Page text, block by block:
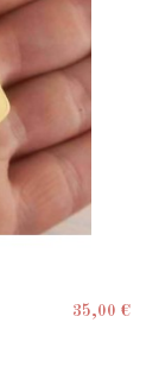
35,00 €